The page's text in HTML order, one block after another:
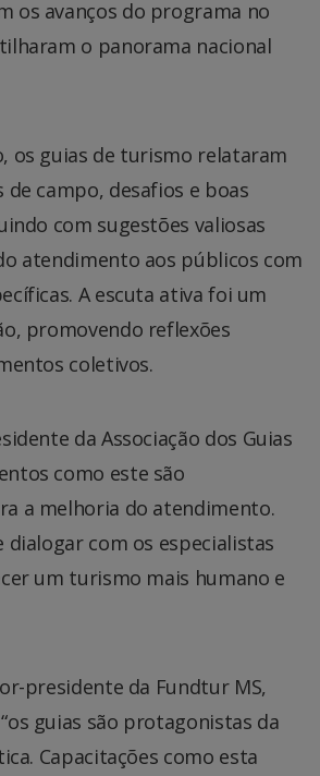
os avanços do programa no
o panorama nacional
os guias de turismo relataram
de campo, desafios e boas
com sugestões valiosas
atendimento aos públicos com
A escuta ativa foi um
promovendo reflexões
coletivos.
da Associação dos Guias
como este são
a melhoria do atendimento.
dialogar com os especialistas
um turismo mais humano e
presidente da Fundtur MS,
guias são protagonistas da
Capacitações como esta